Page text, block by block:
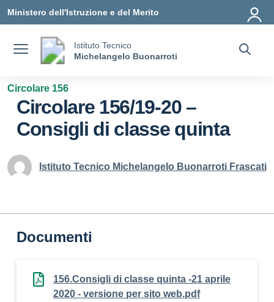
Ministero dell'Istruzione e del Merito
Istituto Tecnico
Michelangelo Buonarroti
Circolare 156
Circolare 156/19-20 –
Consigli di classe quinta
Istituto Tecnico Michelangelo Buonarroti Frascati
Documenti
156.Consigli di classe quinta -21 aprile
2020 - versione per sito web.pdf